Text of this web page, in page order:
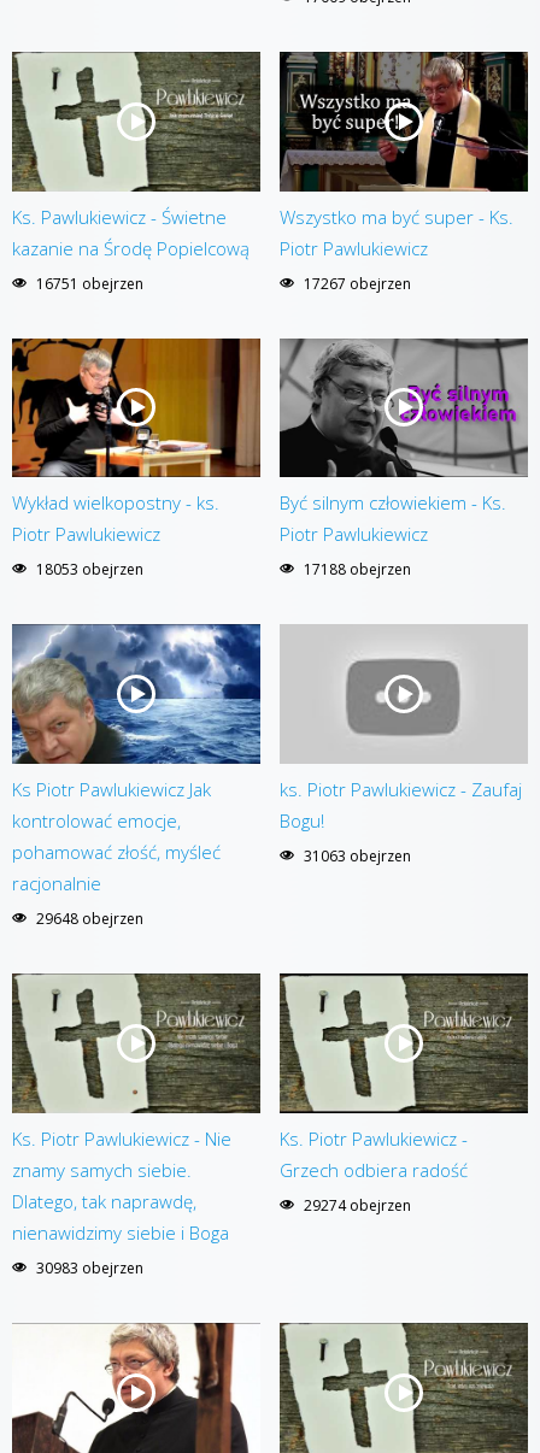
Ks. Pawlukiewicz - Świetne
kazanie na Środę Popielcową
16751 obejrzen
Wszystko ma być super - Ks.
Piotr Pawlukiewicz
17267 obejrzen
Wykład wielkopostny - ks.
Piotr Pawlukiewicz
18053 obejrzen
Być silnym człowiekiem - Ks.
Piotr Pawlukiewicz
17188 obejrzen
Ks Piotr Pawlukiewicz Jak
kontrolować emocje,
pohamować złość, myśleć
racjonalnie
29648 obejrzen
ks. Piotr Pawlukiewicz - Zaufaj
Bogu!
31063 obejrzen
Ks. Piotr Pawlukiewicz - Nie
znamy samych siebie.
Dlatego, tak naprawdę,
nienawidzimy siebie i Boga
30983 obejrzen
Ks. Piotr Pawlukiewicz -
Grzech odbiera radość
29274 obejrzen